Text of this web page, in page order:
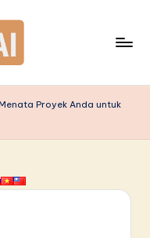
Proyek Anda untuk